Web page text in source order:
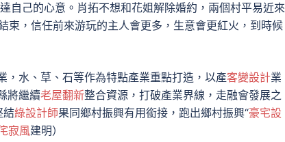
自己的心意。肖拓不想和花姐解除婚約，兩個村平易近來
，信任前來游玩的主人會更多，生意會更紅火，到時候
，水、草、石等作為特點產業重點打造，以產客變設計業
將繼續老屋翻新整合資源，打破產業界線，走融會發展之
結綠設計師果同鄉村振興有用銜接，跑出鄉村振興“豪宅設
寂風建明）